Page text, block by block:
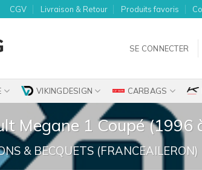
CGV Livraison & Retour Produits favoris
SE CONNECTER
VIKINGDESIGN CARBAGS
Megane 1 Coupé (1996
& BECQUETS (FRANCEAILERON)